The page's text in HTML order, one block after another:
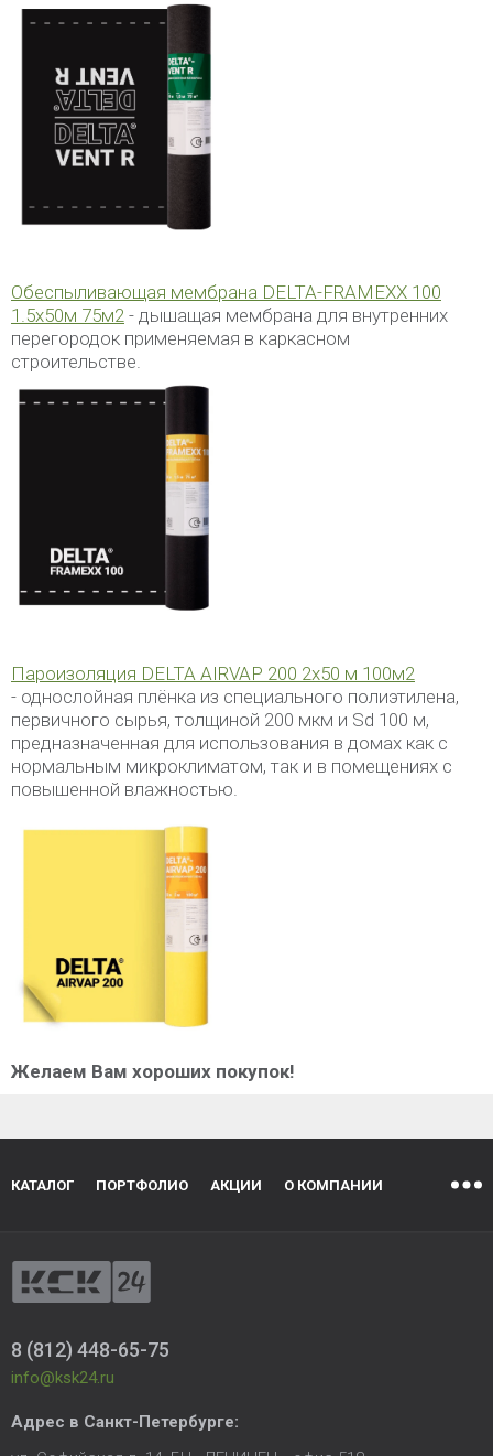
Обеспыливающая мембрана DELTA-FRAMEXX 100
1.5х50м 75м2 - дышащая мембрана для внутренних
перегородок применяемая в каркасном
строительстве.
Пароизоляция DELTA AIRVAP 200 2х50 м 100м2
- однослойная плёнка из специального полиэтилена,
первичного сырья, толщиной 200 мкм и Sd 100 м,
предназначенная для использования в домах как с
нормальным микроклиматом, так и в помещениях с
повышенной влажностью.
Желаем Вам хороших покупок!
КАТАЛОГ ПОРТФОЛИО АКЦИИ О КОМПАНИИ
8 (812) 448-65-75
info@ksk24.ru
Адрес в Санкт-Петербурге: